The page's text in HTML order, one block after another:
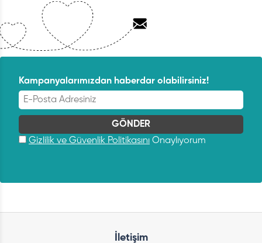
Kampanyalarımızdan haberdar olabilirsiniz!
Gizlilik ve Güvenlik Politikasını Onaylıyorum
İletişim